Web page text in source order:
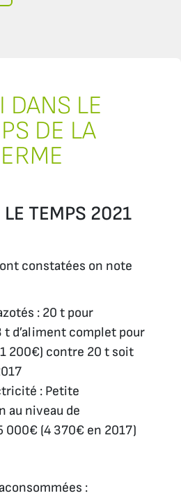
DANS LE
DE LA
TEMPS 2021
constatées on note
: 20 t pour
t d’aliment complet pour
200€) contre 20 t soit
: Petite
au niveau de
000€ (4 370€ en 2017)
: